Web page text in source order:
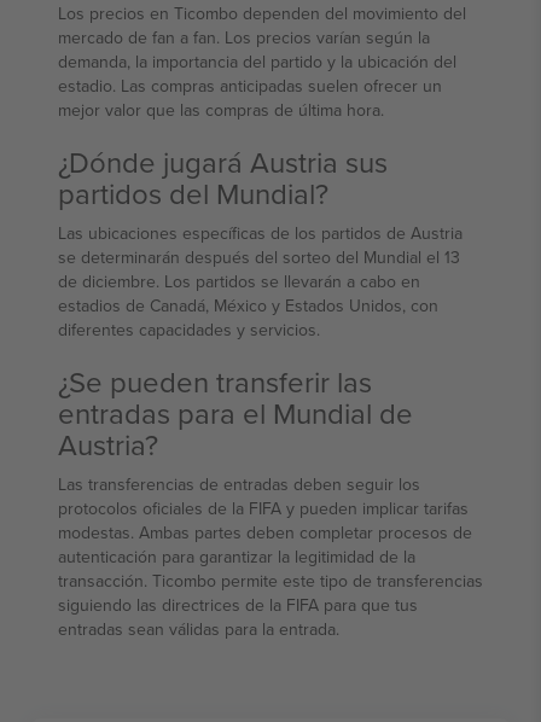
Los precios en Ticombo dependen del movimiento del
mercado de fan a fan. Los precios varían según la
demanda, la importancia del partido y la ubicación del
estadio. Las compras anticipadas suelen ofrecer un
mejor valor que las compras de última hora.
¿Dónde jugará Austria sus
partidos del Mundial?
Las ubicaciones específicas de los partidos de Austria
se determinarán después del sorteo del Mundial el 13
de diciembre. Los partidos se llevarán a cabo en
estadios de Canadá, México y Estados Unidos, con
diferentes capacidades y servicios.
¿Se pueden transferir las
entradas para el Mundial de
Austria?
Las transferencias de entradas deben seguir los
protocolos oficiales de la FIFA y pueden implicar tarifas
modestas. Ambas partes deben completar procesos de
autenticación para garantizar la legitimidad de la
transacción. Ticombo permite este tipo de transferencias
siguiendo las directrices de la FIFA para que tus
entradas sean válidas para la entrada.